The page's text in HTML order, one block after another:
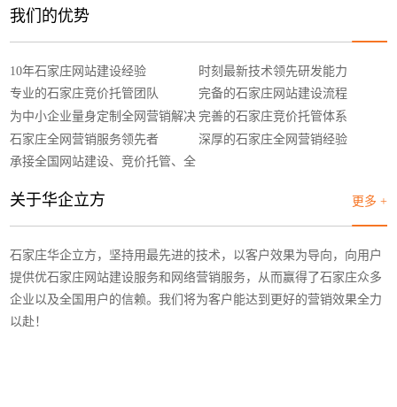
我们的优势
10年石家庄网站建设经验
专业的石家庄竞价托管团队
为中小企业量身定制全网营销解决
方案
石家庄全网营销服务领先者
承接全国网站建设、竞价托管、全
时刻最新技术领先研发能力
完备的石家庄网站建设流程
完善的石家庄竞价托管体系
深厚的石家庄全网营销经验
更多 +
关于华企立方
石家庄华企立方，坚持用最先进的技术，以客户效果为导向，向用户
提供优石家庄网站建设服务和网络营销服务，从而赢得了石家庄众多
企业以及全国用户的信赖。我们将为客户能达到更好的营销效果全力
以赴！